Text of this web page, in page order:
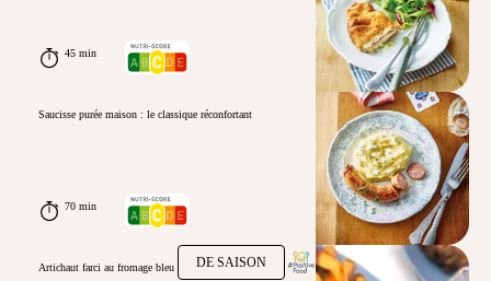
45 min
Saucisse purée maison : le classique réconfortant
70 min
DE SAISON
Artichaut farci au fromage bleu